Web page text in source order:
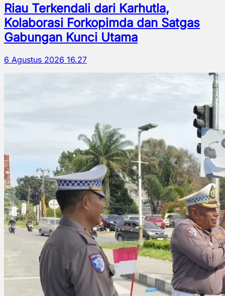
Riau Terkendali dari Karhutla,
Kolaborasi Forkopimda dan Satgas
Gabungan Kunci Utama
6 Agustus 2026 16.27